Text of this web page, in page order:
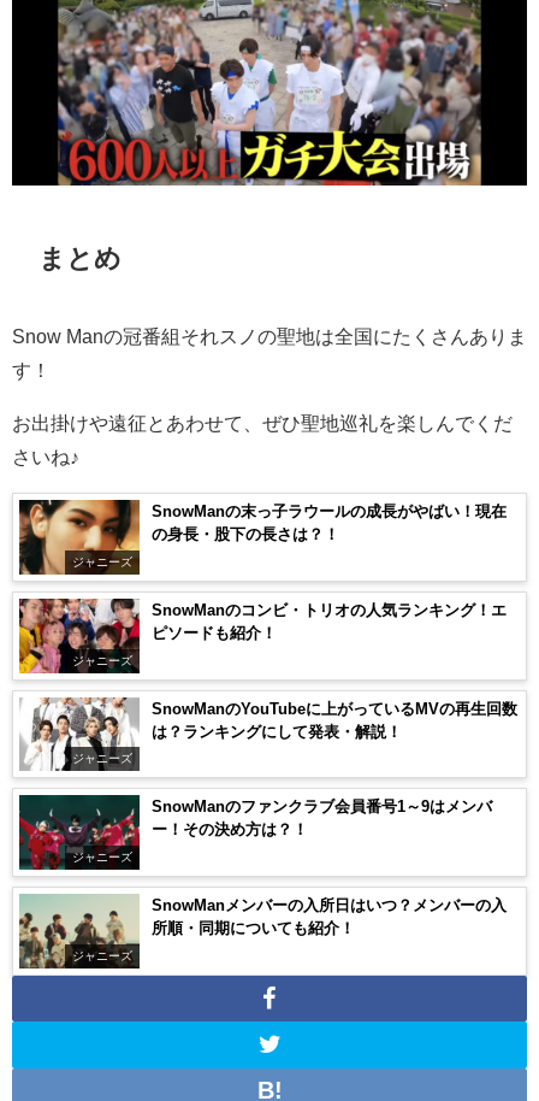
まとめ
Snow Manの冠番組それスノの聖地は全国にたくさんありま
す！
お出掛けや遠征とあわせて、ぜひ聖地巡礼を楽しんでくだ
さいね♪
ジャニーズ
SnowManの末っ子ラウールの成長がやばい！現在
の身長・股下の長さは？！
ジャニーズ
SnowManのコンビ・トリオの人気ランキング！エ
ピソードも紹介！
ジャニーズ
SnowManのYouTubeに上がっているMVの再生回数
は？ランキングにして発表・解説！
ジャニーズ
SnowManのファンクラブ会員番号1～9はメンバ
ー！その決め方は？！
ジャニーズ
SnowManメンバーの入所日はいつ？メンバーの入
所順・同期についても紹介！